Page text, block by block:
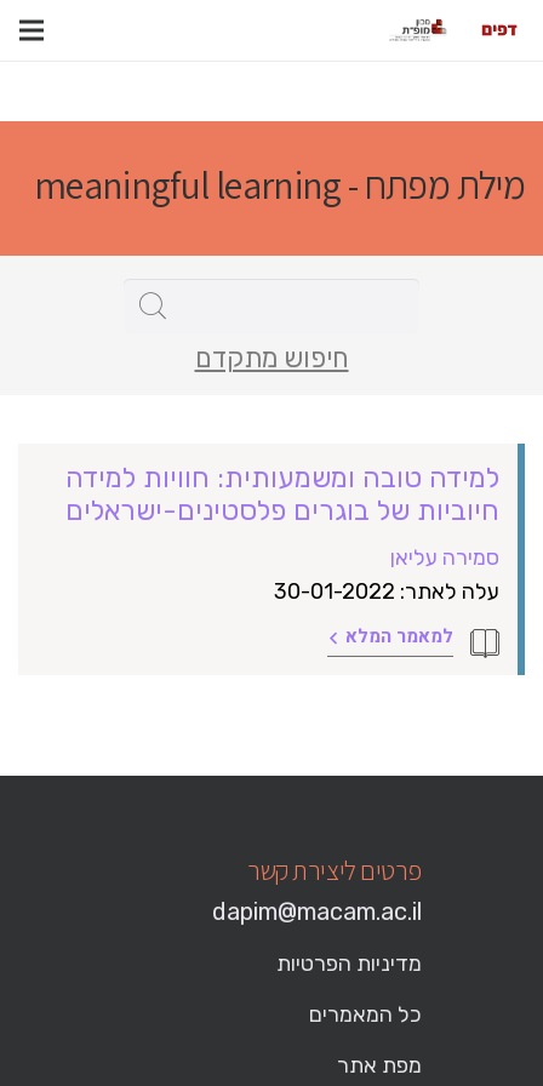
מילת מפתח - meaningful learning
חיפוש מתקדם
למידה טובה ומשמעותית: חוויות למידה
חיוביות של בוגרים פלסטינים-ישראלים
סמירה עליאן
עלה לאתר: 30-01-2022
למאמר המלא
פרטים ליצירת קשר
dapim@macam.ac.il
מדיניות הפרטיות
כל המאמרים
מפת אתר